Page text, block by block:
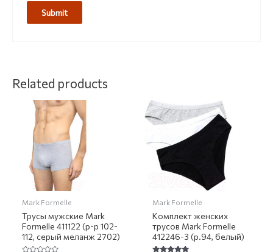
Related products
Mark Formelle
Трусы мужские Mark
Formelle 411122 (р-р 102-
112, серый меланж 2702)
Mark Formelle
Комплект женских
трусов Mark Formelle
412246-3 (р.94, белый)